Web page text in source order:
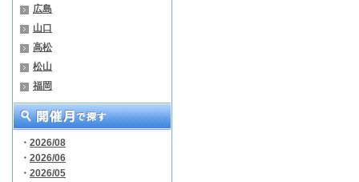
広島
山口
高松
松山
福岡
・ 2026/08
・ 2026/06
・ 2026/05